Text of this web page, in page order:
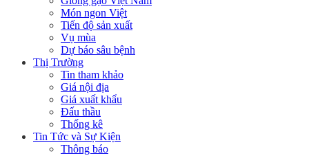
Món ngon Việt
Tiến độ sản xuất
Vụ mùa
Dự báo sâu bệnh
Thị Trường
Tin tham khảo
Giá nội địa
Giá xuất khẩu
Đấu thầu
Thống kê
Tin Tức và Sự Kiện
Thông báo